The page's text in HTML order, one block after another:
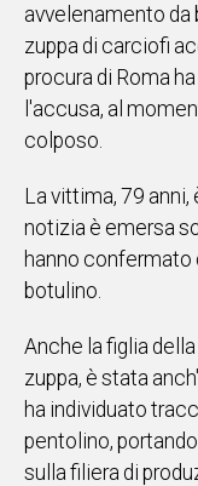
IN
ITALIA
NEL
MONDO
SPORT
EVENTI
STORIE
VIDEO
UNISCITI
avvelenamento da
zuppa di carciofi
procura di Roma
l'accusa, al
colposo.
La vittima, 79
notizia è emersa
hanno confermato
botulino.
Anche la figlia
zuppa, è stata
ha individuato
pentolino,
sulla filiera di